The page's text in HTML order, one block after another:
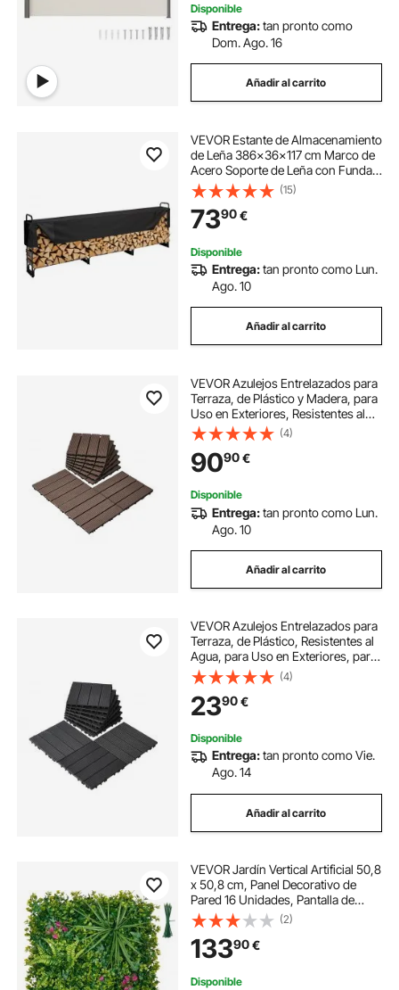
Disponible
Entrega:tan pronto como
Dom. Ago. 16
Añadir al carrito
VEVOR Estante de Almacenamiento
de Leña 386x36x117 cm Marco de
Acero Soporte de Leña con Funda
Impermeable 600D Oxford Leñero
para Chimenea para 3/4 Cuerda de
Leña Carga de 400 kg para Jardín
Terraza
(15)
7390€
Disponible
Entrega:tan pronto como Lun.
Ago. 10
Añadir al carrito
VEVOR Azulejos Entrelazados para
Terraza, de Plástico y Madera, para
Uso en Exteriores, Resistentes al
Agua, para Todo Tipo de Climas,
para Terrazas, Porches, Marrón
Oscuro, 300 x 300 x 20 mm, 27 uds
(4)
9090€
Disponible
Entrega:tan pronto como Lun.
Ago. 10
Añadir al carrito
VEVOR Azulejos Entrelazados para
Terraza, de Plástico, Resistentes al
Agua, para Uso en Exteriores, para
Todo Tipo de Climas, para Porches,
Piscinas, Balcones, Gris Oscuro,
300 x 300 x 20 mm, 10 uds
(4)
2390€
Disponible
Entrega:tan pronto como Vie.
Ago. 14
Añadir al carrito
VEVOR Jardín Vertical Artificial 50,8
x 50,8 cm, Panel Decorativo de
Pared 16 Unidades, Pantalla de
Privacidad, Hojas de Estilo Tropical,
Planta de Decoración para Exterior
Interior Boda Terraza Hogar
(2)
13390€
Disponible